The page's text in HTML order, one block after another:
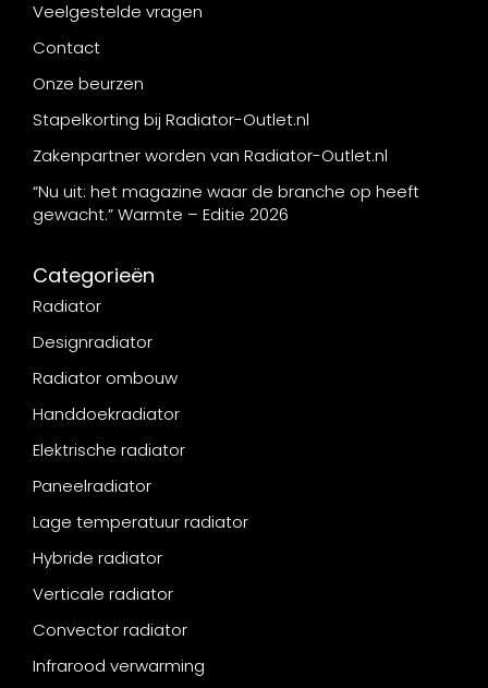
Veelgestelde vragen
Contact
Onze beurzen
Stapelkorting bij Radiator-Outlet.nl
Zakenpartner worden van Radiator-Outlet.nl
“Nu uit: het magazine waar de branche op heeft
gewacht.” Warmte – Editie 2026
Categorieën
Radiator
Designradiator
Radiator ombouw
Handdoekradiator
Elektrische radiator
Paneelradiator
Lage temperatuur radiator
Hybride radiator
Verticale radiator
Convector radiator
Infrarood verwarming